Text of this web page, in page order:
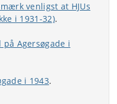
venligst at HJUs
i 1931-32).
på Agersøgade i
i 1943.